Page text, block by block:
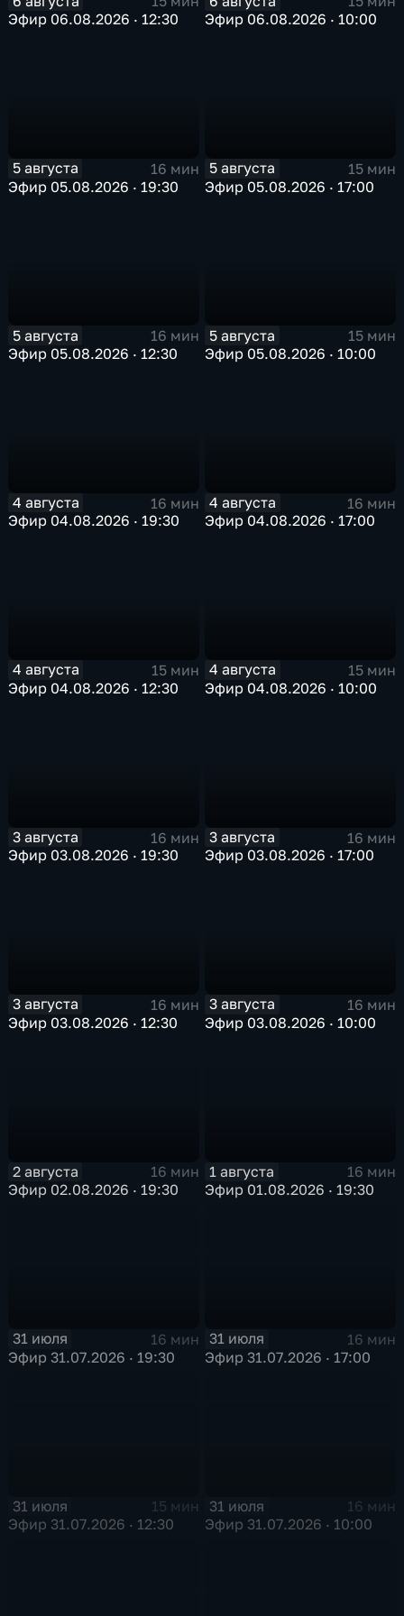
Эфир 06.08.2026 · 12:30
Эфир 06.08.2026 · 10:00
5 августа
16 мин
Эфир 05.08.2026 · 19:30
5 августа
15 мин
Эфир 05.08.2026 · 17:00
5 августа
16 мин
Эфир 05.08.2026 · 12:30
5 августа
15 мин
Эфир 05.08.2026 · 10:00
4 августа
16 мин
Эфир 04.08.2026 · 19:30
4 августа
16 мин
Эфир 04.08.2026 · 17:00
4 августа
15 мин
Эфир 04.08.2026 · 12:30
4 августа
15 мин
Эфир 04.08.2026 · 10:00
3 августа
16 мин
Эфир 03.08.2026 · 19:30
3 августа
16 мин
Эфир 03.08.2026 · 17:00
3 августа
16 мин
Эфир 03.08.2026 · 12:30
3 августа
16 мин
Эфир 03.08.2026 · 10:00
2 августа
16 мин
Эфир 02.08.2026 · 19:30
1 августа
16 мин
Эфир 01.08.2026 · 19:30
31 июля
16 мин
Эфир 31.07.2026 · 19:30
31 июля
16 мин
Эфир 31.07.2026 · 17:00
31 июля
15 мин
Эфир 31.07.2026 · 12:30
31 июля
16 мин
Эфир 31.07.2026 · 10:00